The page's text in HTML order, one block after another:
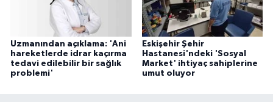
Uzmanından açıklama: 'Ani
hareketlerde idrar kaçırma
tedavi edilebilir bir sağlık
problemi'
Eskişehir Şehir
Hastanesi'ndeki 'Sosyal
Market' ihtiyaç sahiplerine
umut oluyor